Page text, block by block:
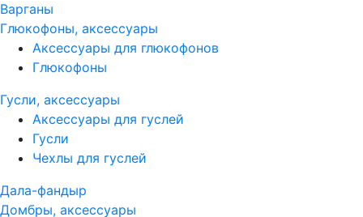
Варганы
Глюкофоны, аксессуары
Аксессуары для глюкофонов
Глюкофоны
Гусли, аксессуары
Аксессуары для гуслей
Гусли
Чехлы для гуслей
Дала-фандыр
Домбры, аксессуары